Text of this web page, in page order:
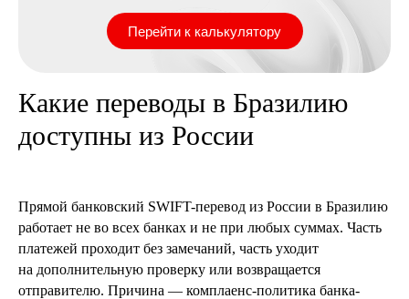
Перейти к калькулятору
Какие переводы в Бразилию
доступны из России
Прямой банковский SWIFT-перевод из России в Бразилию
работает не во всех банках и не при любых суммах. Часть
платежей проходит без замечаний, часть уходит
на дополнительную проверку или возвращается
отправителю. Причина — комплаенс-политика банка-